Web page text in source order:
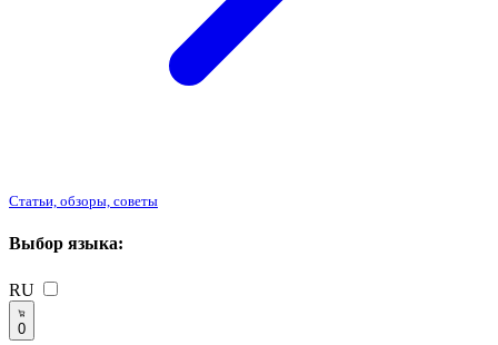
Статьи, обзоры, советы
Выбор языка:
RU
0